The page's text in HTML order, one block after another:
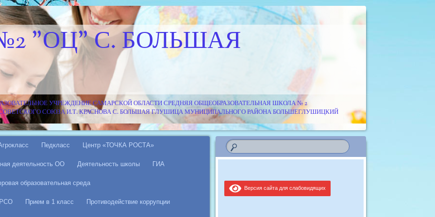
"ОЦ" С. БОЛЬШАЯ
УЧРЕЖДЕНИЕ САМАРСКОЙ ОБЛАСТИ СРЕДНЯЯ ОБЩЕОБРАЗОВАТЕЛЬНАЯ ШКОЛА № 2
СОВЕТСКОГО СОЮЗА И.Т. КРАСНОВА С. БОЛЬШАЯ ГЛУШИЦА МУНИЦИПАЛЬНОГО РАЙОНА БОЛЬШЕГЛУШИЦКИЙ
Педкласс Центр «ТОЧКА РОСТА»
деятельность ОО Деятельность школы ГИА
образовательная среда
Прием в 1 класс Противодействие коррупции
Версия сайта для слабовидящих